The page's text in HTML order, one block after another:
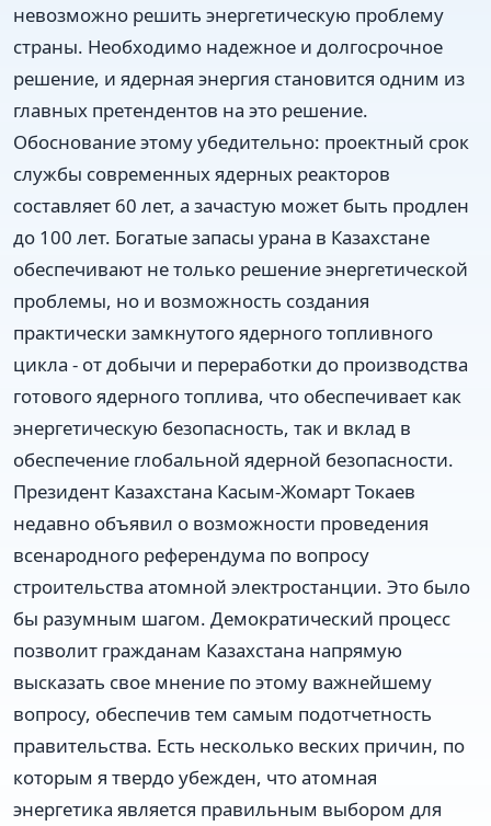
невозможно решить энергетическую проблему
страны. Необходимо надежное и долгосрочное
решение, и ядерная энергия становится одним из
главных претендентов на это решение.
Обоснование этому убедительно: проектный срок
службы современных ядерных реакторов
составляет 60 лет, а зачастую может быть продлен
до 100 лет. Богатые запасы урана в Казахстане
обеспечивают не только решение энергетической
проблемы, но и возможность создания
практически замкнутого ядерного топливного
цикла - от добычи и переработки до производства
готового ядерного топлива, что обеспечивает как
энергетическую безопасность, так и вклад в
обеспечение глобальной ядерной безопасности.
Президент Казахстана Касым-Жомарт Токаев
недавно объявил о возможности проведения
всенародного референдума по вопросу
строительства атомной электростанции. Это было
бы разумным шагом. Демократический процесс
позволит гражданам Казахстана напрямую
высказать свое мнение по этому важнейшему
вопросу, обеспечив тем самым подотчетность
правительства. Есть несколько веских причин, по
которым я твердо убежден, что атомная
энергетика является правильным выбором для